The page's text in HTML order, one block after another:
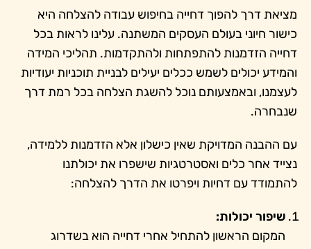
מציאת דרך להפוך דחייה בחיפוש עבודה להצלחה היא
כישור חיוני בעולם העסקים המשתנה. עלינו לראות בכל
דחייה הזדמנות להתפתחות ולהתקדמות. תהליכי המידה
והמידע יכולים לשמש ככלים יעילים לבניית תוכניות יעודיות
לעצמנו, ובאמצעותם נוכל להשגת הצלחה בכל רמת דרך
שנבחרה.
עם ההבנה המדויקת שאין כישלון אלא הזדמנות ללמידה,
נצייד אחר כלים ואסטרטגיות שישפרו את יכולתנו
להתמודד עם דחיות ויפרטו את הדרך להצלחה:
שיפור יכולות:
המקום הראשון להתחיל אחרי דחייה הוא בשדרוג